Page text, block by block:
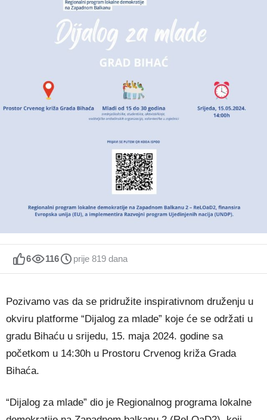
6 116 prije 819 dana
Pozivamo vas da se pridružite inspirativnom druženju u
okviru platforme “Dijalog za mlade” koje će se održati u
gradu Bihaću u srijedu, 15. maja 2024. godine sa
početkom u 14:30h u Prostoru Crvenog križa Grada
Bihaća.
“Dijalog za mlade” dio je Regionalnog programa lokalne